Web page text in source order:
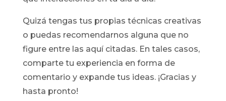
Quizá tengas tus propias técnicas creativas
o puedas recomendarnos alguna que no
figure entre las aquí citadas. En tales casos,
comparte tu experiencia en forma de
comentario y expande tus ideas. ¡Gracias y
hasta pronto!